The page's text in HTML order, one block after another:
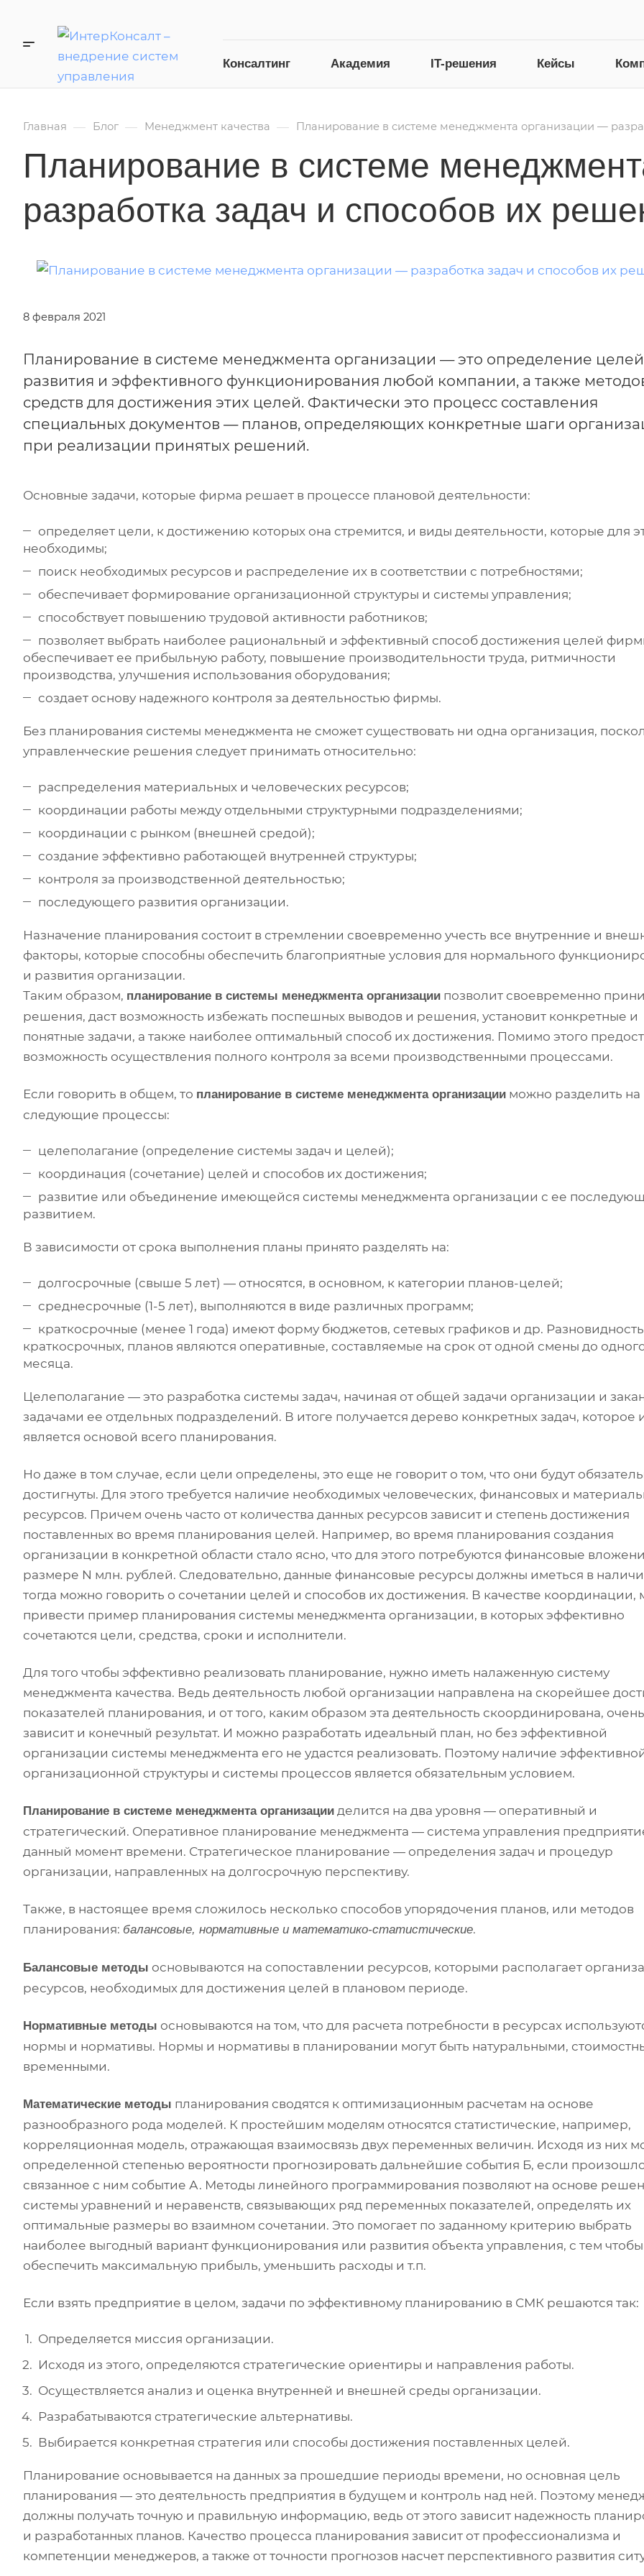
Консалтинг Академия IT-решения Кейсы
Главная — Блог — Менеджмент качества — Планирование в системе менеджмента организации —
Планирование в системе
разработка задач и способов их
8 февраля 2021
Планирование в системе менеджмента организации — это определение целей
развития и эффективного функционирования любой компании, а также
средств для достижения этих целей. Фактически это процесс составления
специальных документов — планов, определяющих конкретные шаги
при реализации принятых решений.
Основные задачи, которые фирма решает в процессе плановой деятельности:
определяет цели, к достижению которых она стремится, и виды деятельности, которые для
необходимы;
поиск необходимых ресурсов и распределение их в соответствии с потребностями;
обеспечивает формирование организационной структуры и системы управления;
способствует повышению трудовой активности работников;
позволяет выбрать наиболее рациональный и эффективный способ достижения целей
обеспечивает ее прибыльную работу, повышение производительности труда, ритмичности
производства, улучшения использования оборудования;
создает основу надежного контроля за деятельностью фирмы.
Без планирования системы менеджмента не сможет существовать ни одна организация,
управленческие решения следует принимать относительно:
распределения материальных и человеческих ресурсов;
координации работы между отдельными структурными подразделениями;
координации с рынком (внешней средой);
создание эффективно работающей внутренней структуры;
контроля за производственной деятельностью;
последующего развития организации.
Назначение планирования состоит в стремлении своевременно учесть все внутренние и
факторы, которые способны обеспечить благоприятные условия для нормального
и развития организации.
Таким образом, планирование в системы менеджмента организации позволит своевременно
решения, даст возможность избежать поспешных выводов и решения, установит конкретные и
понятные задачи, а также наиболее оптимальный способ их достижения. Помимо этого
возможность осуществления полного контроля за всеми производственными процессами.
Если говорить в общем, то планирование в системе менеджмента организации можно разделить на
следующие процессы:
целеполагание (определение системы задач и целей);
координация (сочетание) целей и способов их достижения;
развитие или объединение имеющейся системы менеджмента организации с ее
развитием.
В зависимости от срока выполнения планы принято разделять на:
долгосрочные (свыше 5 лет) — относятся, в основном, к категории планов-целей;
среднесрочные (1-5 лет), выполняются в виде различных программ;
краткосрочные (менее 1 года) имеют форму бюджетов, сетевых графиков и др.
краткосрочных, планов являются оперативные, составляемые на срок от одной смены до
месяца.
Целеполагание — это разработка системы задач, начиная от общей задачи организации и
задачами ее отдельных подразделений. В итоге получается дерево конкретных задач, которое
является основой всего планирования.
Но даже в том случае, если цели определены, это еще не говорит о том, что они будут
достигнуты. Для этого требуется наличие необходимых человеческих, финансовых и
ресурсов. Причем очень часто от количества данных ресурсов зависит и степень достижения
поставленных во время планирования целей. Например, во время планирования создания
организации в конкретной области стало ясно, что для этого потребуются финансовые
размере N млн. рублей. Следовательно, данные финансовые ресурсы должны иметься в
тогда можно говорить о сочетании целей и способов их достижения. В качестве координации,
привести пример планирования системы менеджмента организации, в которых эффективно
сочетаются цели, средства, сроки и исполнители.
Для того чтобы эффективно реализовать планирование, нужно иметь налаженную систему
менеджмента качества. Ведь деятельность любой организации направлена на скорейшее
показателей планирования, и от того, каким образом эта деятельность скоординирована,
зависит и конечный результат. И можно разработать идеальный план, но без эффективной
организации системы менеджмента его не удастся реализовать. Поэтому наличие
организационной структуры и системы процессов является обязательным условием.
Планирование в системе менеджмента организации делится на два уровня — оперативный и
стратегический. Оперативное планирование менеджмента — система управления
данный момент времени. Стратегическое планирование — определения задач и процедур
организации, направленных на долгосрочную перспективу.
Также, в настоящее время сложилось несколько способов упорядочения планов, или методов
планирования: балансовые, нормативные и математико-статистические.
Балансовые методы основываются на сопоставлении ресурсов, которыми располагает
ресурсов, необходимых для достижения целей в плановом периоде.
Нормативные методы основываются на том, что для расчета потребности в ресурсах
нормы и нормативы. Нормы и нормативы в планировании могут быть натуральными,
временными.
Математические методы планирования сводятся к оптимизационным расчетам на основе
разнообразного рода моделей. К простейшим моделям относятся статистические, например,
корреляционная модель, отражающая взаимосвязь двух переменных величин. Исходя из них
определенной степенью вероятности прогнозировать дальнейшие события Б, если
связанное с ним событие А. Методы линейного программирования позволяют на основе
системы уравнений и неравенств, связывающих ряд переменных показателей, определять их
оптимальные размеры во взаимном сочетании. Это помогает по заданному критерию выбрать
наиболее выгодный вариант функционирования или развития объекта управления, с тем чтобы
обеспечить максимальную прибыль, уменьшить расходы и т.п.
Если взять предприятие в целом, задачи по эффективному планированию в СМК решаются так:
Определяется миссия организации.
Исходя из этого, определяются стратегические ориентиры и направления работы.
Осуществляется анализ и оценка внутренней и внешней среды организации.
Разрабатываются стратегические альтернативы.
Выбирается конкретная стратегия или способы достижения поставленных целей.
Планирование основывается на данных за прошедшие периоды времени, но основная цель
планирования — это деятельность предприятия в будущем и контроль над ней. Поэтому
должны получать точную и правильную информацию, ведь от этого зависит надежность
и разработанных планов. Качество процесса планирования зависит от профессионализма и
компетенции менеджеров, а также от точности прогнозов насчет перспективного развития